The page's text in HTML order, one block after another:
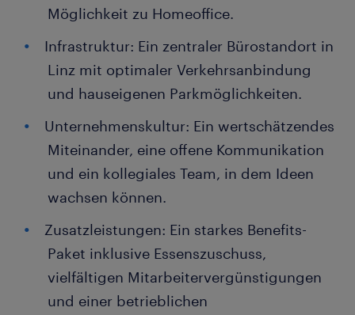
Möglichkeit zu Homeoffice.
Infrastruktur: Ein zentraler Bürostandort in
Linz mit optimaler Verkehrsanbindung
und hauseigenen Parkmöglichkeiten.
Unternehmenskultur: Ein wertschätzendes
Miteinander, eine offene Kommunikation
und ein kollegiales Team, in dem Ideen
wachsen können.
Zusatzleistungen: Ein starkes Benefits-
Paket inklusive Essenszuschuss,
vielfältigen Mitarbeitervergünstigungen
und einer betrieblichen